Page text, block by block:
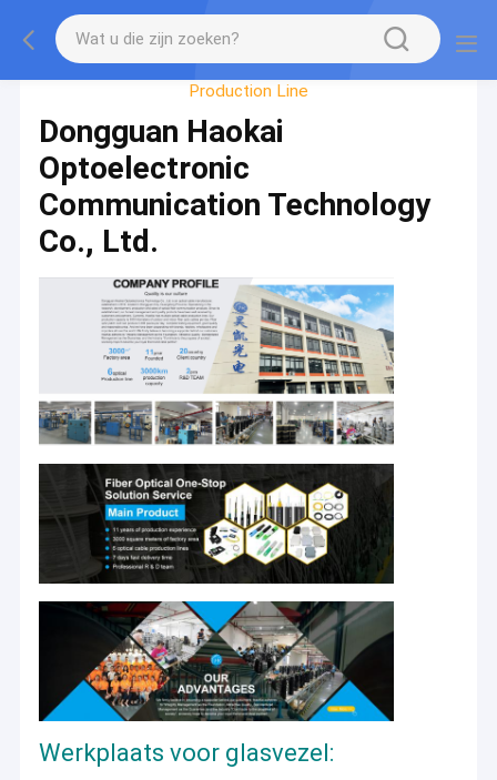
Factory Tour
Production Line
Dongguan Haokai
Optoelectronic
Communication Technology
Co., Ltd.
Werkplaats voor glasvezel: